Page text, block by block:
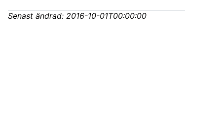
Senast ändrad: 2016-10-01T00:00:00